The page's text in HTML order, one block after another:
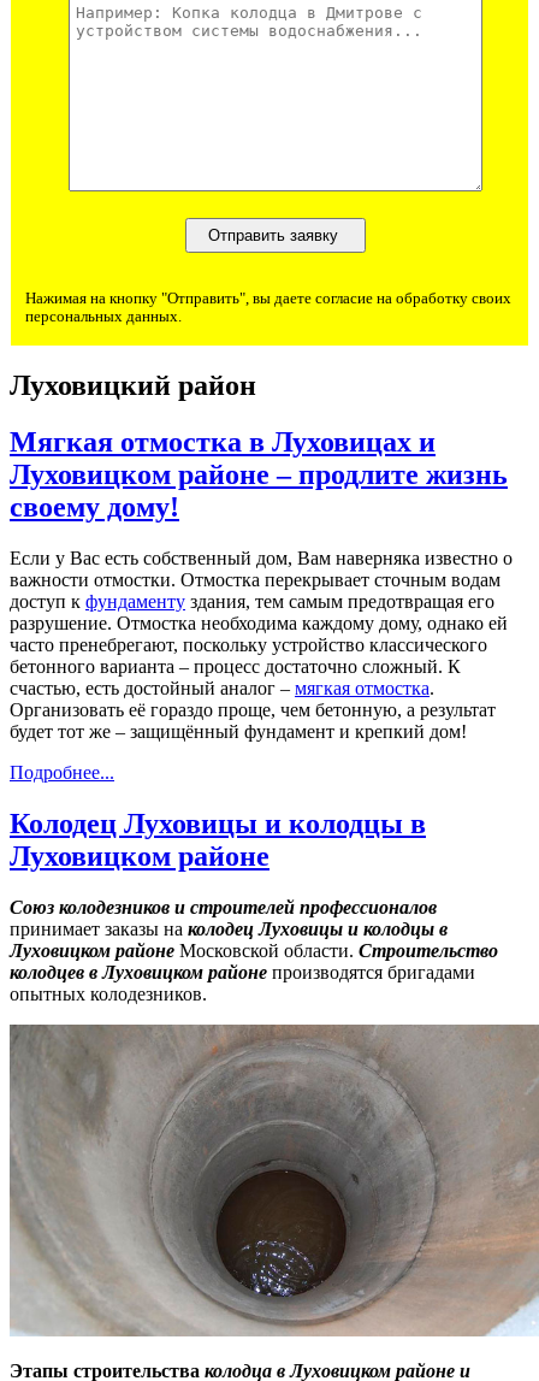
Нажимая на кнопку "Отправить", вы даете согласие на обработку своих
персональных данных.
Луховицкий район
Мягкая отмостка в Луховицах и
Луховицком районе – продлите жизнь
своему дому!
Если у Вас есть собственный дом, Вам наверняка известно о
важности отмостки. Отмостка перекрывает сточным водам
доступ к фундаменту здания, тем самым предотвращая его
разрушение. Отмостка необходима каждому дому, однако ей
часто пренебрегают, поскольку устройство классического
бетонного варианта – процесс достаточно сложный. К
счастью, есть достойный аналог – мягкая отмостка.
Организовать её гораздо проще, чем бетонную, а результат
будет тот же – защищённый фундамент и крепкий дом!
Подробнее...
Колодец Луховицы и колодцы в
Луховицком районе
Союз колодезников и строителей профессионалов
принимает заказы на колодец Луховицы и колодцы в
Луховицком районе Московской области. Строительство
колодцев в Луховицком районе производятся бригадами
опытных колодезников.
Этапы строительства колодца в Луховицком районе и